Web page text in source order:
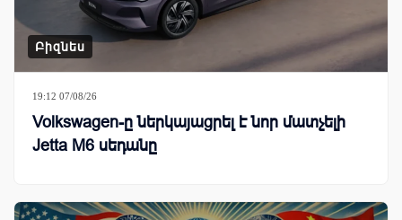
Բիզնես
19:12 07/08/26
Volkswagen-ը ներկայացրել է նոր մատչելի
Jetta M6 սեդանը